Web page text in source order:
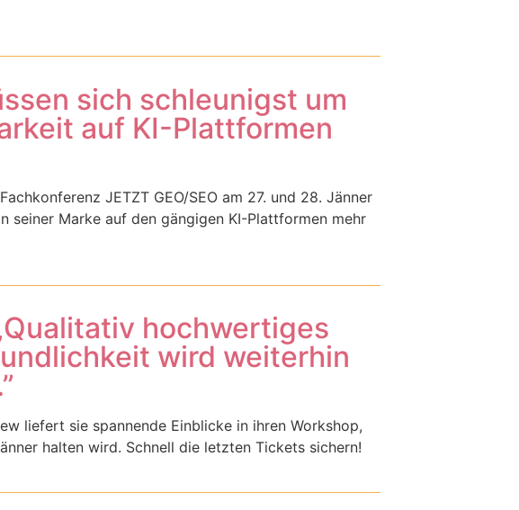
sich schleunigst um
auf KI-Plattformen
JETZT GEO/SEO am 27. und 28. Jänner
seiner Marke auf den gängigen KI-Plattformen mehr
hochwertiges
wird weiterhin
liefert sie spannende Einblicke in ihren Workshop,
halten wird. Schnell die letzten Tickets sichern!